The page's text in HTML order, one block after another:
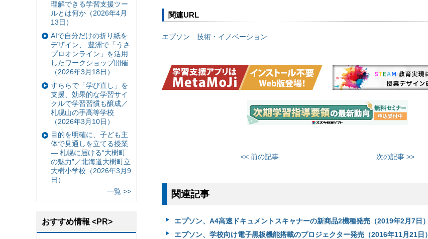
関連URL
エプソン 技術・イノベーション
<< 前の記事 次の記事 >>
関連記事
エプソン、A4高速ドキュメントスキャナーの新商品2機種発売（2019年2月7日）
エプソン、学校向け電子黒板機能搭載のプロジェクター発売（2016年11月21日）
理解できる学習支援ツー
ルとは何か（2026年4月
13日）
AIで自分だけの折り紙を
デザイン、 豊洲で「うさ
プロオンライン」を活用
したワークショップ開催
（2026年3月18日）
すららで「学び直し」を
支援、効果的な学習サイ
クルで学習習慣も醸成／
札幌山の手高等学校
（2026年3月10日）
目的を明確に、子ども主
体で見通しを立てる授業
— 札幌に届ける“大樹町
の魅力”／北海道大樹町立
大樹小学校（2026年3月9
日）
一覧 >>
おすすめ情報 <PR>